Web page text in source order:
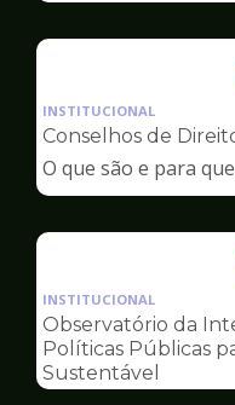
INSTITUCIONAL
Conselhos de
O que são e para
INSTITUCIONAL
Observatório da
Políticas Públicas
Sustentável